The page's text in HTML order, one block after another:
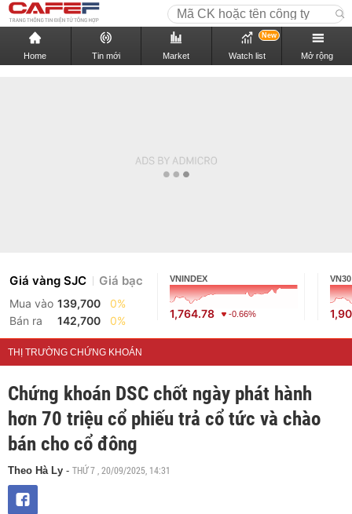
Home Tin mới Market Watch list
New
Mở rộng
Giá vàng SJC Giá bạc
Mua vào 139,700
0%
Bán ra
142,700 0%
VNINDEX
1,764.78 -0.66%
VN30
THỊ TRƯỜNG CHỨNG KHOÁN
Chứng khoán DSC chốt ngày phát hành
hơn 70 triệu cổ phiếu trả cổ tức và chào
bán cho cổ đông
Theo Hà Ly - THỨ 7 , 20/09/2025, 14:31